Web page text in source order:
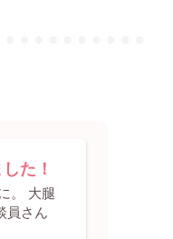
た！
。 大腿
員さん